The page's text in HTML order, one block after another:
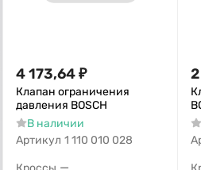
4 173,64₽
Клапан ограничения
давления BOSCH
В наличии
Артикул 1 110 010 028